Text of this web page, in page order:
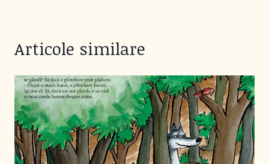
Articole similare